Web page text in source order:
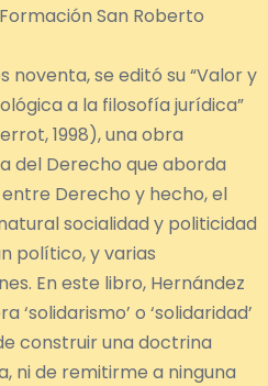
San Roberto
noventa, se editó su “Valor y
a la filosofía jurídica”
1998), una obra
del Derecho que aborda
Derecho y hecho, el
socialidad y politicidad
político, y varias
En este libro, Hernández
‘solidarismo’ o ‘solidaridad’
construir una doctrina
ni de remitirme a ninguna